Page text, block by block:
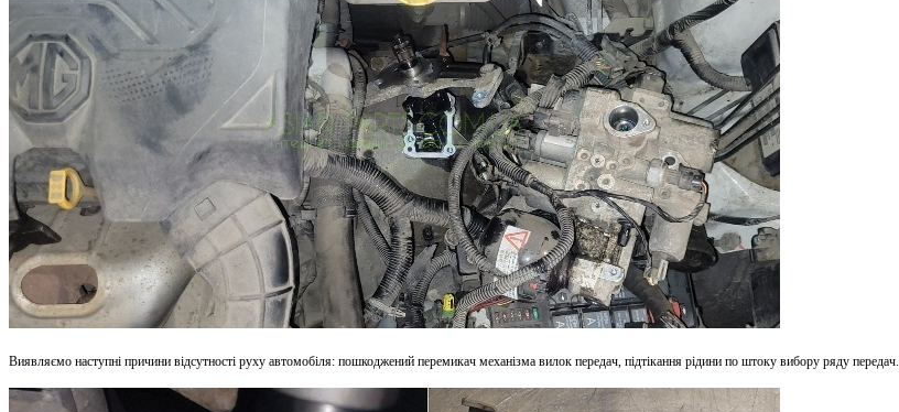
Виявляємо наступні причини відсутності руху автомобіля: пошкоджений перемикач механізма вилок передач, підтікання рідини по штоку вибору ряду передач.